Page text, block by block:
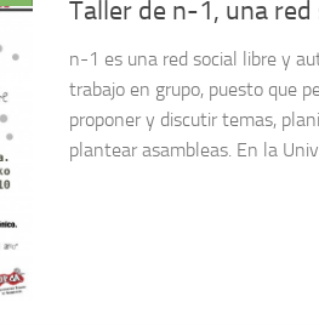
Taller de n-1, una red
n-1 es una red social libre y
trabajo en grupo, puesto que
proponer y discutir temas,
plantear asambleas. En la